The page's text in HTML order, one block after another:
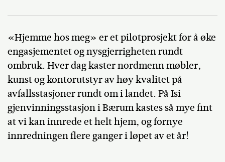
«Hjemme hos meg» er et pilotprosjekt for å øke
engasjementet og nysgjerrigheten rundt
ombruk. Hver dag kaster nordmenn møbler,
kunst og kontorutstyr av høy kvalitet på
avfallsstasjoner rundt om i landet. På Isi
gjenvinningsstasjon i Bærum kastes så mye fint
at vi kan innrede et helt hjem, og fornye
innredningen flere ganger i løpet av et år!